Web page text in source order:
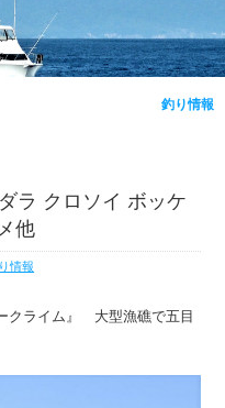
釣り情報
クロソイ ボッケ
他
情報
クライム』 大型漁礁で五目